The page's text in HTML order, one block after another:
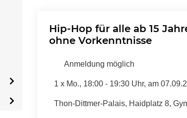
Hip-Hop für alle ab 15
ohne Vorkenntnisse
Anmeldung möglich
1 x Mo., 18:00 - 19:30 Uhr, am
Thon-Dittmer-Palais, Haidplatz 8,